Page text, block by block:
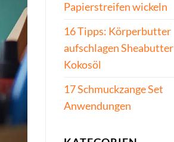
Papierstreifen wickeln
16 Tipps: Körperbutter
aufschlagen Sheabutter
Kokosöl
17 Schmuckzange Set
Anwendungen